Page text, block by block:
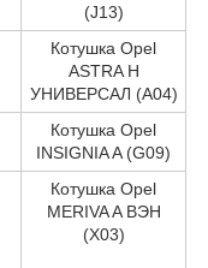
(J13)
Котушка Opel
ASTRA H
УНИВЕРСАЛ (A04)
Котушка Opel
INSIGNIA A (G09)
Котушка Opel
MERIVA A ВЭН
(X03)